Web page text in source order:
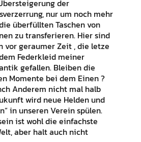
der
nur um noch mehr
überfüllten Taschen von
zu transferieren. Hier sind
vor geraumer Zeit , die letze
Federkleid meiner
gefallen. Bleiben die
Momente bei dem Einen ?
Anderem nicht mal halb
wird neue Helden und
in unseren Verein spülen.
ist wohl die einfachste
aber halt auch nicht